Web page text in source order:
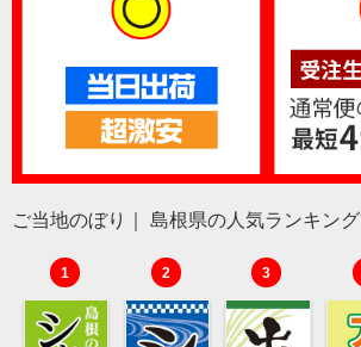
ご当地のぼり｜ 島根県の人気ランキング
1 2 3